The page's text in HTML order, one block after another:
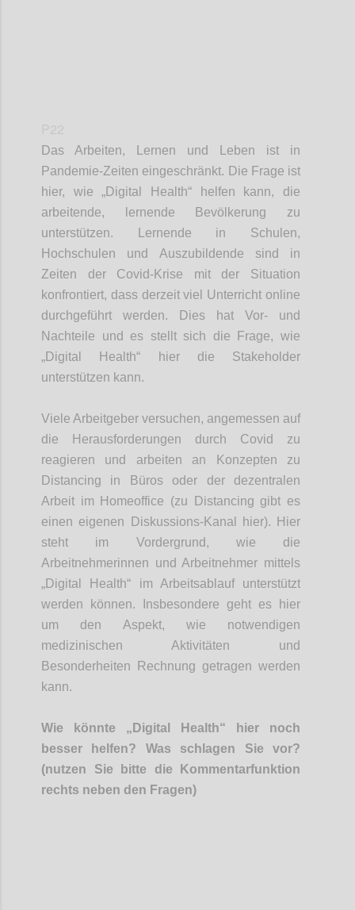
Das Arbeiten, Lernen und Leben ist in
Pandemie-Zeiten eingeschränkt. Die Frage ist
hier, wie „Digital Health“ helfen kann, die
arbeitende, lernende Bevölkerung zu
unterstützen.
Lernende in Schulen,
Hochschulen und Auszubildende sind in
Zeiten der Covid -Krise mit der Situation
konfrontiert, dass derzeitviel Unterricht online
durchgeführt werden. Dies hat Vor- und
Nachteile und es stellt sich die Frage, wie
„Digital Health“ hier die Stakeholder
unterstützen kann.
Viele Arbeitgeber versuchen, angemessen auf
die Herausforderungen durch Covid
zu
reagieren und arbeiten an Konzepten zu
Distancing in Büros oder
der dezentralen
Arbeit im Homeoffice (zu
Distancing gibt es
einen eigenen Diskussions-Kanal hier). Hier
steht im Vordergrund, wie die
Arbeitnehmerinnen und Arbeitnehmer mittels
„Digital Health“ im Arbeitsablauf unterstützt
werden können. Insbesondere geht es hier
um den Aspekt, wie notwendigen
medizinischen Aktivitäten und
Besonderheiten Rechnung getragen werden
kann.
Wie könnte „Digital Health“ hier noch
besser helfen? Was schlagen Sie vor?
(nutzen Sie bitte die Kommentarfunktion
rechts neben den Fragen)